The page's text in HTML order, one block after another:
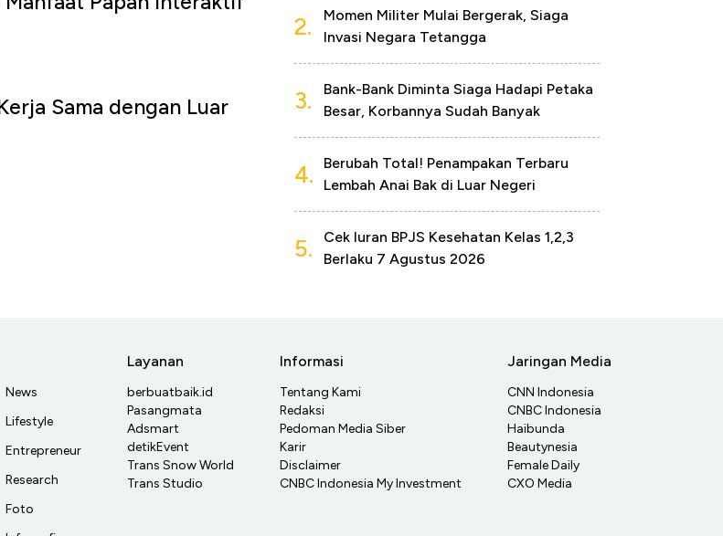
Sama dengan Luar
2.
Momen Militer Mulai Bergerak, Siaga
Invasi Negara Tetangga
3.
Bank-Bank Diminta Siaga Hadapi Petaka
Besar, Korbannya Sudah Banyak
4.
Berubah Total! Penampakan Terbaru
Lembah Anai Bak di Luar Negeri
5.
Cek Iuran BPJS Kesehatan Kelas 1,2,3
Berlaku 7 Agustus 2026
News
Lifestyle
Entrepreneur
Research
Foto
Layanan
berbuatbaik.id
Pasangmata
Adsmart
detikEvent
Trans Snow World
Trans Studio
Informasi
Tentang Kami
Redaksi
Pedoman Media Siber
Karir
Disclaimer
CNBC Indonesia My Investment
Jaringan Media
CNN Indonesia
CNBC Indonesia
Haibunda
Beautynesia
Female Daily
CXO Media